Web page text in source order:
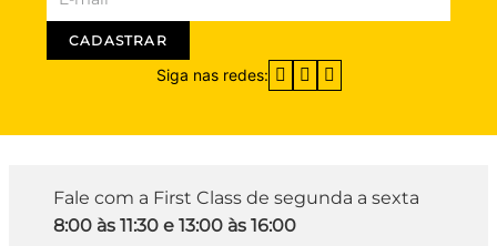
CADASTRAR
Siga nas redes:
Fale com a First Class de segunda a sexta
8:00 às 11:30 e 13:00 às 16:00